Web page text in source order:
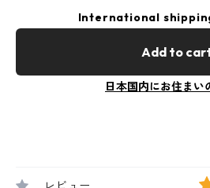
International
Add to
日本国内にお住まい